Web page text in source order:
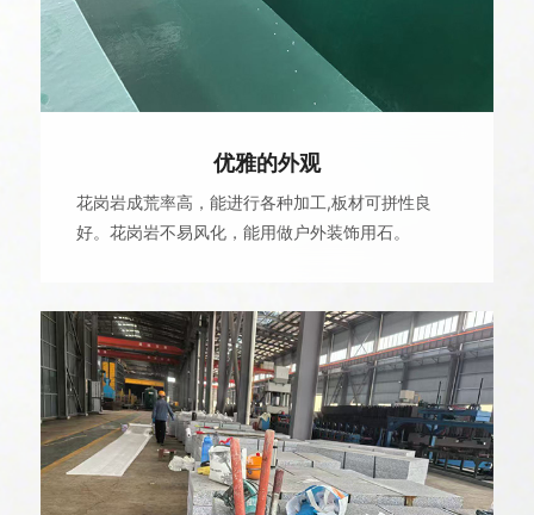
优雅的外观
花岗岩成荒率高，能进行各种加工,板材可拼性良
好。花岗岩不易风化，能用做户外装饰用石。